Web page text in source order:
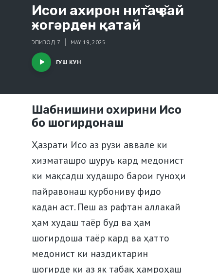
Исои ахирон нит̌аҷ в̌ай
ӿогәрден қатай
ЭПИЗОД 7 MAY 19, 2025
ГУШ КУН
Шабнишини охирини Исо
бо шогирдонаш
Ҳазрати Исо аз рузи аввале ки
хизматашро шуруъ кард медонист
ки мақсадш худашро барои гуноҳи
пайравонаш қурбониву фидо
кадан аст. Пеш аз рафтан аллакай
ҳам худаш таёр буд ва ҳам
шогирдоша таёр кард ва ҳатто
медонист ки наздиктарин
шогирде ки аз як табақ ҳамроҳаш